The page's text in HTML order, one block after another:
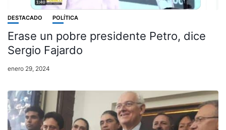
DESTACADO POLÍTICA
Erase un pobre presidente Petro, dice
Sergio Fajardo
enero 29, 2024